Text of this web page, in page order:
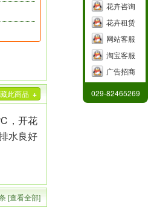
此商品 +
，开花
水良好
[查看全部]
花卉咨询
花卉租赁
网站客服
淘宝客服
广告招商
029-82465269